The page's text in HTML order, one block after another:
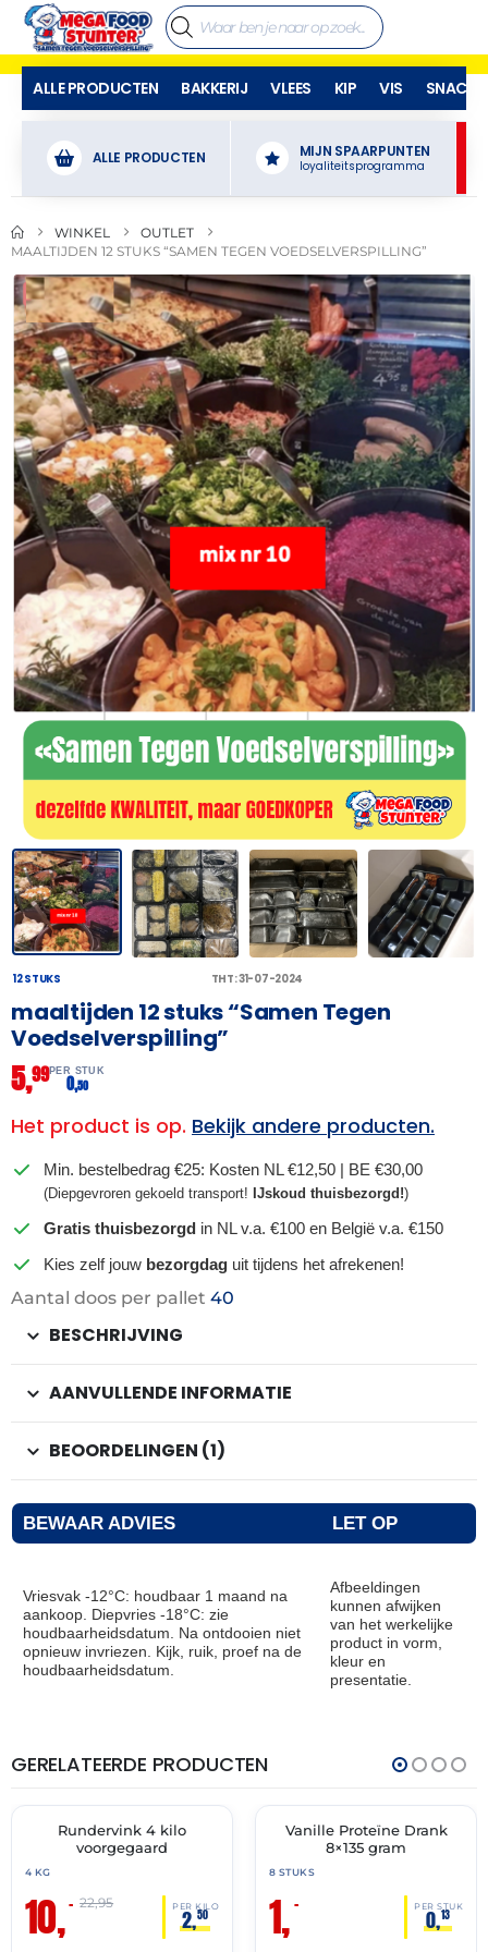
ALLE PRODUCTEN BAKKERIJ VLEES KIP VIS SNACKS
ALLE PRODUCTEN MIJN SPAARPUNTEN
loyaliteitsprogramma
WINKEL
OUTLET
MAALTIJDEN 12 STUKS “SAMEN TEGEN VOEDSELVERSPILLING”
12 STUKS THT: 31-07-2024
maaltijden 12 stuks “Samen Tegen
Voedselverspilling”
5,99PER STUK
0,50
Het product is op. Bekijk andere producten.
Min. bestelbedrag €25: Kosten NL €12,50 | BE €30,00
(Diepgevroren gekoeld transport! IJskoud thuisbezorgd!)
Gratis thuisbezorgd in NL v.a. €100 en België v.a. €150
Kies zelf jouw bezorgdag uit tijdens het afrekenen!
Aantal doos per pallet 40
BESCHRIJVING
AANVULLENDE INFORMATIE
BEOORDELINGEN (1)
BEWAAR ADVIES LET OP
Vriesvak -12°C: houdbaar 1 maand na
aankoop. Diepvries -18°C: zie
houdbaarheidsdatum. Na ontdooien niet
opnieuw invriezen. Kijk, ruik, proef na de
houdbaarheidsdatum.
Afbeeldingen
kunnen afwijken
van het werkelijke
product in vorm,
kleur en
presentatie.
GERELATEERDE PRODUCTEN
🔥 OP=OP
THT:
12-
Rundervink 4 kilo
voorgegaard
4 KG
10,– PER KILO
2,50
22,95
🔥 OP=OP
Vanille Proteïne Drank
8×135 gram
8 STUKS
1,– PER STUK
0,13